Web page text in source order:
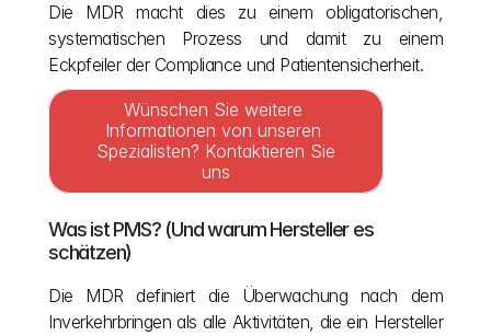
Die MDR macht dies zu einem obligatorischen,
systematischen Prozess und damit zu einem
Eckpfeiler der Compliance und Patientensicherheit.
Wünschen Sie weitere
Informationen von unseren
Spezialisten? Kontaktieren Sie
uns
Was ist PMS? (Und warum Hersteller es
schätzen)
Die MDR definiert die Überwachung nach dem
Inverkehrbringen als alle Aktivitäten, die ein Hersteller